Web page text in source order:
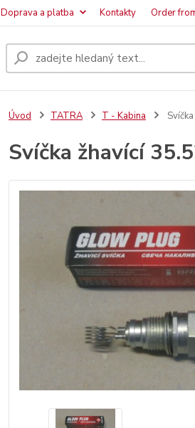
Doprava a platba Kontakty Order
Úvod TATRA T - Kabina
Svíčka žhavící